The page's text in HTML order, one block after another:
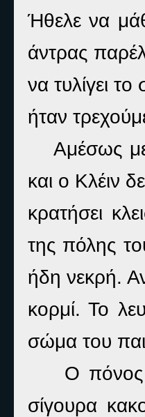
Ήθελε να
άντρας
να τυλίγει
ήταν
Αμέσως
και ο Κλέιν
κρατήσει
της πόλης
ήδη νεκρή.
κορμί. Το
σώμα του
Ο πόνος
σίγουρα